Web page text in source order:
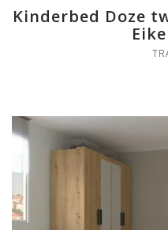
Kinderbed Doze